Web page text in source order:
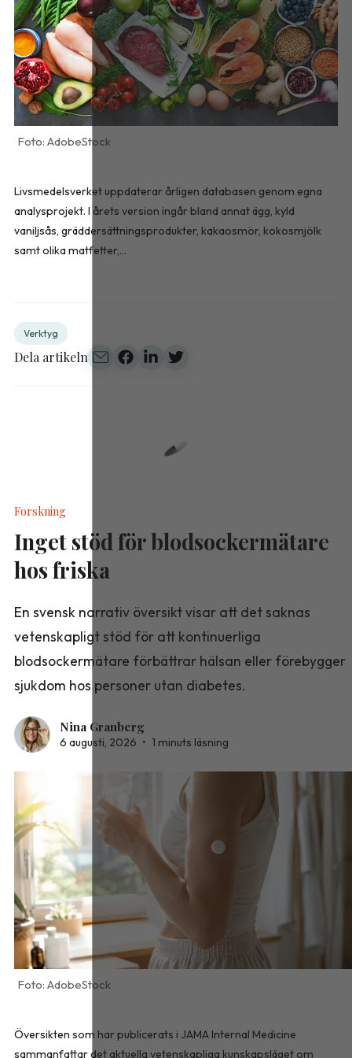
AdobeStock
Livsmedelsverket uppdaterar årligen databasen genom egna
analysprojekt. I årets version ingår bland annat ägg, kyld
vaniljsås, gräddersättningsprodukter, kakaosmör, kokosmjölk
samt olika matfetter,...
Verktyg
Dela artikeln
Forskning
Inget stöd för blodsockermätare
hos friska
En svensk narrativ översikt visar att det saknas
vetenskapligt stöd för att kontinuerliga
blodsockermätare förbättrar hälsan eller förebygger
sjukdom hos personer utan diabetes.
Nina Granberg
6 augusti, 2026 • 1 minuts läsning
AdobeStock
Översikten som har publicerats i JAMA Internal Medicine
sammanfattar det aktuella vetenskapliga kunskapsläget om